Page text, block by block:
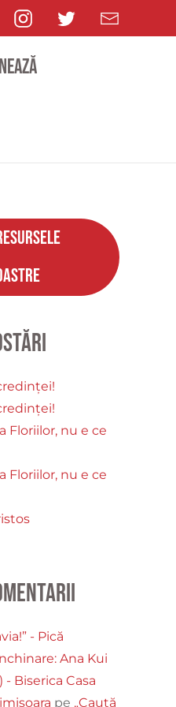
Floriilor, nu e ce
Floriilor, nu e ce
- Pică
Ana Kui
- Biserica Casa
pe „Caută